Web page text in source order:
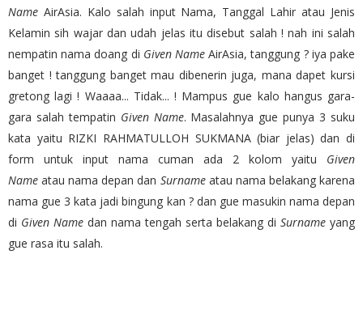
Name AirAsia. Kalo salah input Nama, Tanggal Lahir atau Jenis
Kelamin sih wajar dan udah jelas itu disebut salah ! nah ini salah
nempatin nama doang di Given NameAirAsia, tanggung ? iya pake
banget ! tanggung banget mau dibenerin juga, mana dapet kursi
gretong lagi ! Waaaa... Tidak... ! Mampus gue kalo hangus gara-
gara salah tempatin Given Name. Masalahnya gue punya 3 suku
kata yaitu RIZKI RAHMATULLOH SUKMANA (biar jelas) dan di
form untuk input nama cuman ada 2 kolom yaitu Given
Name atau nama depan dan Surname atau nama belakang karena
nama gue 3 kata jadi bingung kan ? dan gue masukin nama depan
di Given Name dan nama tengah serta belakang di Surname yang
gue rasa itu salah.